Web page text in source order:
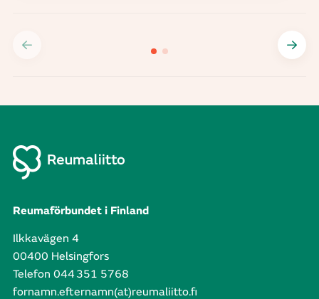
Reumaförbundet i Finland
Ilkkavägen 4
00400 Helsingfors
Telefon 044 351 5768
fornamn.efternamn(at)reumaliitto.fi